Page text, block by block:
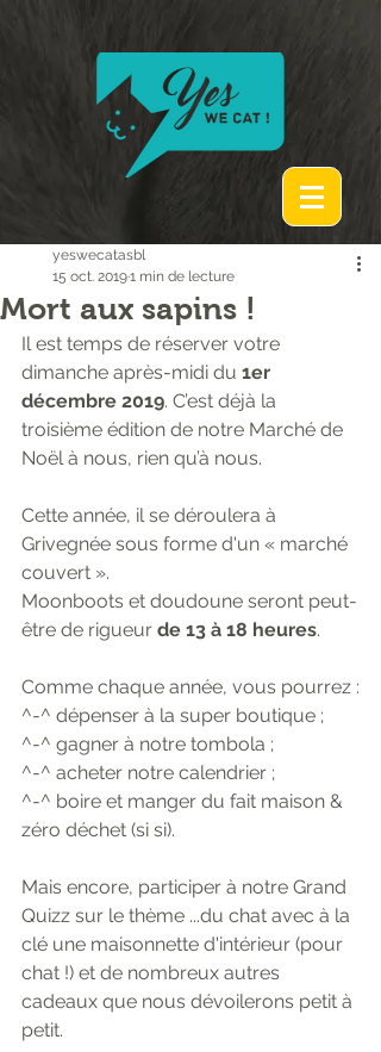
Mort aux sapins !
yeswecatasbl
15 oct. 20191 min de lecture
Il est temps de réserver votre
dimanche après-midi du 1er
décembre 2019. C’est déjà la
troisième édition de notre Marché de
Noël à nous, rien qu’à nous.
Cette année, il se déroulera à
Grivegnée sous forme d'un « marché
couvert ».
Moonboots et doudoune seront peut-
être de rigueur de 13 à 18 heures.
Comme chaque année, vous pourrez :
^-^ dépenser à la super boutique ;
^-^ gagner à notre tombola ;
^-^ acheter notre calendrier ;
^-^ boire et manger du fait maison &
zéro déchet (si si).
Mais encore, participer à notre Grand
Quizz sur le thème ...du chat avec à la
clé une maisonnette d'intérieur (pour
chat !) et de nombreux autres
cadeaux que nous dévoilerons petit à
petit.